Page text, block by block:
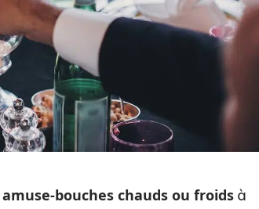
amuse-bouches chauds ou froids à